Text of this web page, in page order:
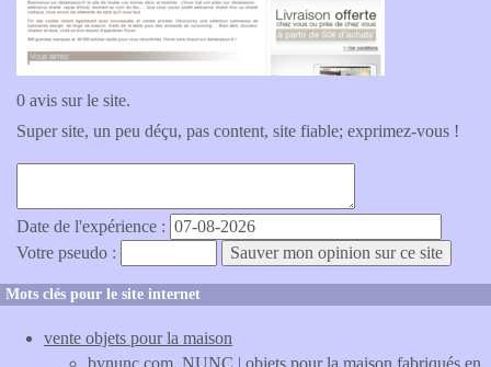
0 avis sur le site.
Super site, un peu déçu, pas content, site fiable; exprimez-vous !
Date de l'expérience :
Votre pseudo :
Mots clés pour le site internet
vente objets pour la maison
bynunc.com, NUNC | objets pour la maison fabriqués en